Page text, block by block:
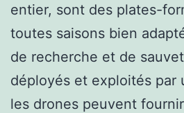
entier, sont des plates-
toutes saisons bien
de recherche et de
déployés et exploités par
les drones peuvent